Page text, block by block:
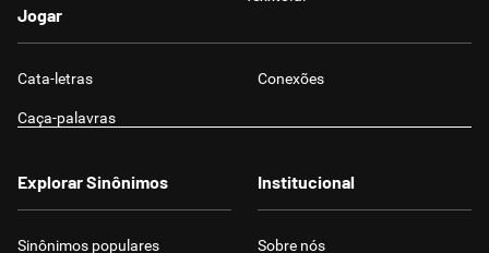
Jogar
Cata-letras Conexões
Caça-palavras
Explorar Sinônimos
Sinônimos populares
Institucional
Sobre nós